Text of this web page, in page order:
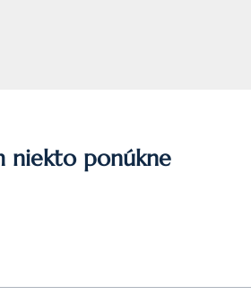
niekto ponúkne